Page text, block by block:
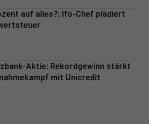
auf alles?: Ifo-Chef plädiert
Aktie: Rekordgewinn stärkt
mit Unicredit